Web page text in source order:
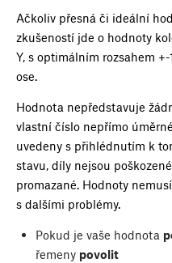
Ačkoliv přesná či ideální
zkušeností jde o hodnoty
Y, s optimálním rozsahem
ose.
Hodnota nepředstavuje
vlastní číslo nepřímo
uvedeny s přihlédnutím k
stavu, díly nejsou
promazané. Hodnoty
s dalšími problémy.
Pokud je vaše hodnota
řemeny povolit